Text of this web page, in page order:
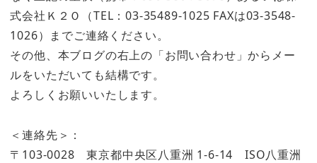
式会社Ｋ２Ｏ（TEL：03-35489-1025 FAXは03-3548-
1026）までご連絡ください。
その他、本ブログの右上の「お問い合わせ」からメー
ルをいただいても結構です。
よろしくお願いいたします。
＜連絡先＞：
〒103-0028 東京都中央区八重洲 1-6-14 ISO八重洲